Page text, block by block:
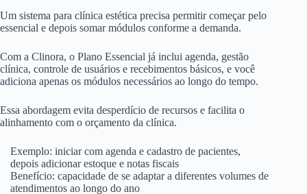
Um sistema para clínica estética precisa permitir começar pelo
essencial e depois somar módulos conforme a demanda.
Com a Clinora, o Plano Essencial já inclui agenda, gestão
clínica, controle de usuários e recebimentos básicos, e você
adiciona apenas os módulos necessários ao longo do tempo.
Essa abordagem evita desperdício de recursos e facilita o
alinhamento com o orçamento da clínica.
Exemplo: iniciar com agenda e cadastro de pacientes,
depois adicionar estoque e notas fiscais
Benefício: capacidade de se adaptar a diferentes volumes de
atendimentos ao longo do ano